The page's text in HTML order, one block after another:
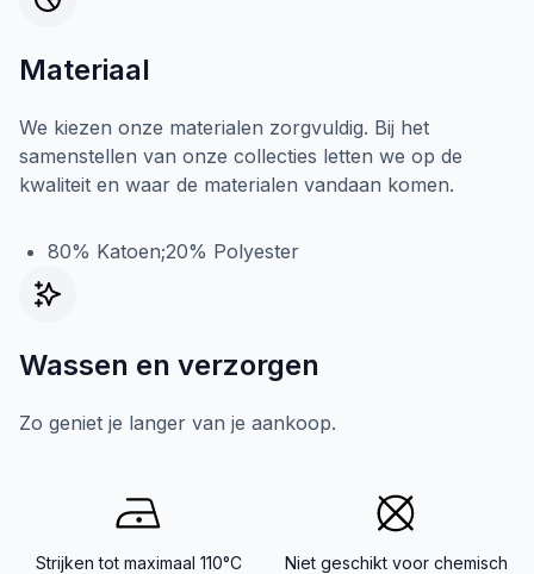
Materiaal
We kiezen onze materialen zorgvuldig. Bij het
samenstellen van onze collecties letten we op de
kwaliteit en waar de materialen vandaan komen.
80% Katoen;20% Polyester
Wassen en verzorgen
Zo geniet je langer van je aankoop.
Strijken tot maximaal 110°C
Niet geschikt voor chemisch